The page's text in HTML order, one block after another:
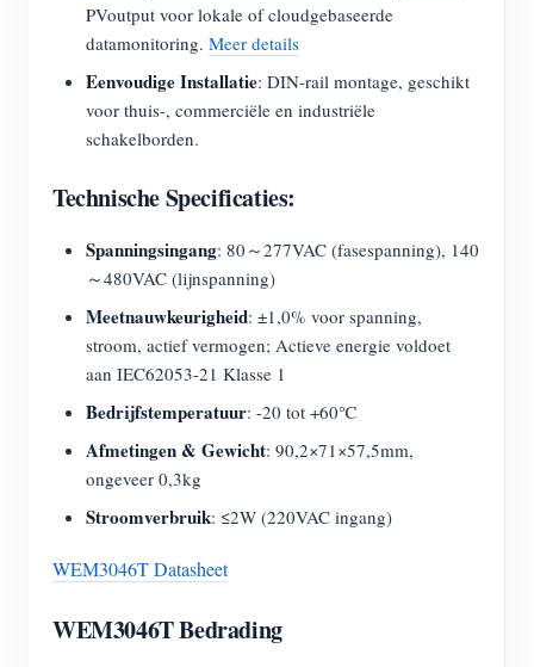
PVoutput voor lokale of cloudgebaseerde
datamonitoring. Meer details
Eenvoudige Installatie: DIN-rail montage, geschikt
voor thuis-, commerciële en industriële
schakelborden.
Technische Specificaties:
Spanningsingang: 80～277VAC (fasespanning), 140
～480VAC (lijnspanning)
Meetnauwkeurigheid: ±1,0% voor spanning,
stroom, actief vermogen; Actieve energie voldoet
aan IEC62053-21 Klasse 1
Bedrijfstemperatuur: -20 tot +60℃
Afmetingen & Gewicht: 90,2×71×57,5mm,
ongeveer 0,3kg
Stroomverbruik: ≤2W (220VAC ingang)
WEM3046T Datasheet
WEM3046T Bedrading